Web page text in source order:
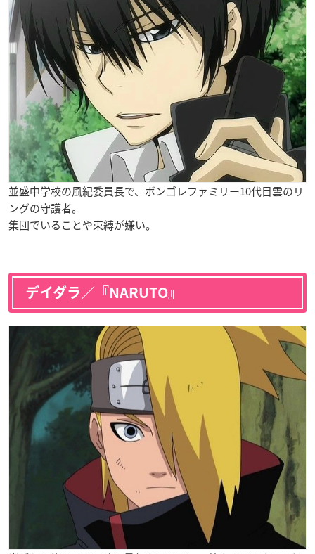
並盛中学校の風紀委員長で、ボンゴレファミリー10代目雲のリ
ングの守護者。
集団でいることや束縛が嫌い。
デイダラ／『NARUTO』